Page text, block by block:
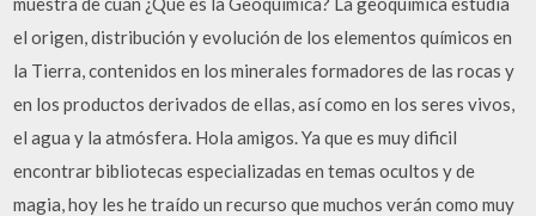
el origen, distribución y evolución de los elementos químicos en
la Tierra, contenidos en los minerales formadores de las rocas y
en los productos derivados de ellas, así como en los seres vivos,
el agua y la atmósfera. Hola amigos. Ya que es muy dificil
encontrar bibliotecas especializadas en temas ocultos y de
magia, hoy les he traído un recurso que muchos verán como muy